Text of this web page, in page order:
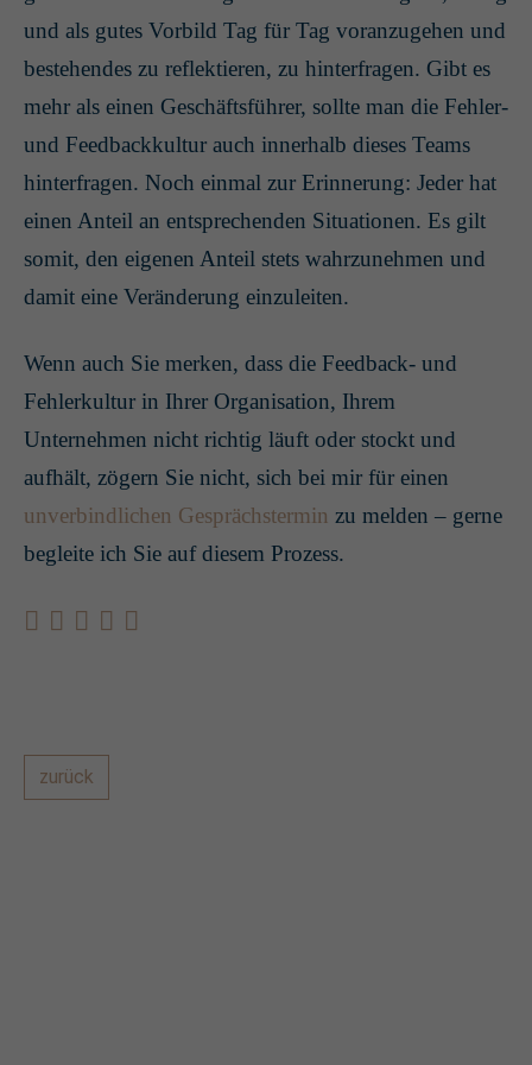
und als gutes Vorbild Tag für Tag voranzugehen und
bestehendes zu reflektieren, zu hinterfragen. Gibt es
mehr als einen Geschäftsführer, sollte man die Fehler-
und Feedbackkultur auch innerhalb dieses Teams
hinterfragen. Noch einmal zur Erinnerung: Jeder hat
einen Anteil an entsprechenden Situationen. Es gilt
somit, den eigenen Anteil stets wahrzunehmen und
damit eine Veränderung einzuleiten.
Wenn auch Sie merken, dass die Feedback- und
Fehlerkultur in Ihrer Organisation, Ihrem
Unternehmen nicht richtig läuft oder stockt und
aufhält, zögern Sie nicht, sich bei mir für einen
unverbindlichen Gesprächstermin zu melden – gerne
begleite ich Sie auf diesem Prozess.
zurück